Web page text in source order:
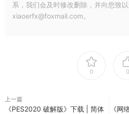
系，我们会及时修改删除，并向您致
xiaoerfx@foxmail.com。
0 0
上一篇
《PES2020 破解版》下载 | 简体
《网